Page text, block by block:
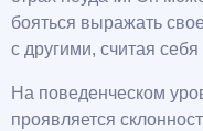
бояться выражать
с другими, считая себя
На поведенческом
проявляется